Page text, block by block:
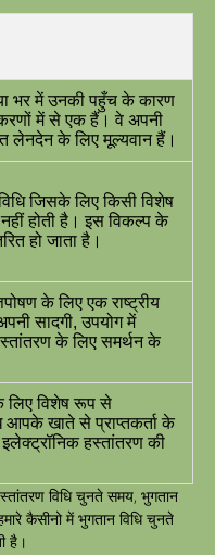
भर में उनकी पहुँच के कारण
में से एक हैं। वे अपनी
लेनदेन के लिए मूल्यवान हैं।
जिसके लिए किसी विशेष
होती है। इस विकल्प के
हो जाता है।
के लिए एक राष्ट्रीय
सादगी, उपयोग में
के लिए समर्थन के
लिए विशेष रूप से
आपके खाते से प्राप्तकर्ता के
हस्तांतरण की
विधि चुनते समय, भुगतान
कैसीनो में भुगतान विधि चुनते
है।